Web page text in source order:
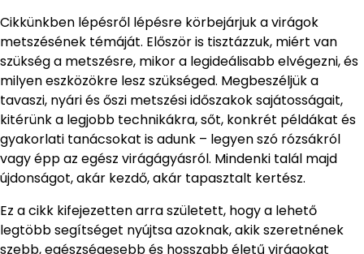
Cikkünkben lépésről lépésre körbejárjuk a virágok
metszésének témáját. Először is tisztázzuk, miért van
szükség a metszésre, mikor a legideálisabb elvégezni, és
milyen eszközökre lesz szükséged. Megbeszéljük a
tavaszi, nyári és őszi metszési időszakok sajátosságait,
kitérünk a legjobb technikákra, sőt, konkrét példákat és
gyakorlati tanácsokat is adunk – legyen szó rózsákról
vagy épp az egész virágágyásról. Mindenki talál majd
újdonságot, akár kezdő, akár tapasztalt kertész.
Ez a cikk kifejezetten arra született, hogy a lehető
legtöbb segítséget nyújtsa azoknak, akik szeretnének
szebb, egészségesebb és hosszabb életű virágokat